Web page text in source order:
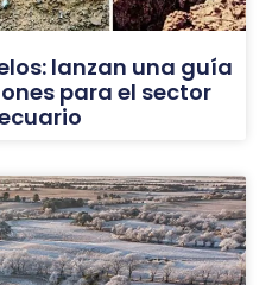
lanzan una guía
para el sector